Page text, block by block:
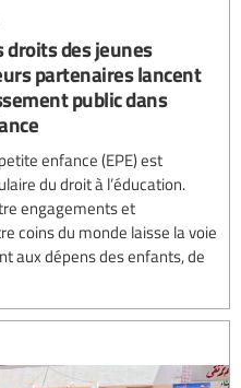
droits des jeunes
partenaires lancent
public dans
enfance (EPE) est
du droit à l’éducation.
engagements et
coins du monde laisse la voie
aux dépens des enfants, de